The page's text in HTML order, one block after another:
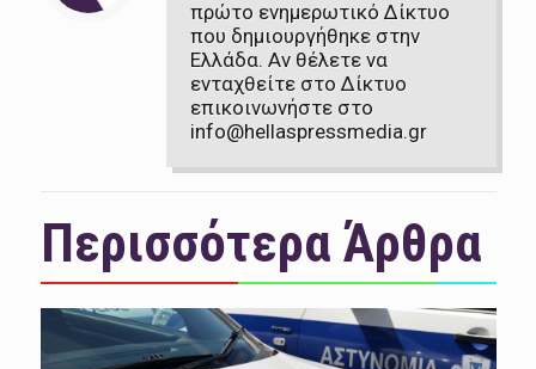
πρώτο ενημερωτικό Δίκτυο
που δημιουργήθηκε στην
Ελλάδα. Αν θέλετε να
ενταχθείτε στο Δίκτυο
επικοινωνήστε στο
info@hellaspressmedia.gr
Περισσότερα Άρθρα